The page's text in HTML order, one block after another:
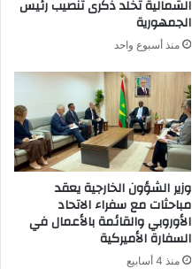
الشمالية تخلد ذكرى تنصيب رئيس
الجمهورية
منذ أسبوع واحد
وزير الشؤون الخارجية يعقد
مباحثات مع سفراء الاتحاد
الأوروبي والقائمة بالأعمال في
السفارة الأميركية
منذ 4 أسابيع